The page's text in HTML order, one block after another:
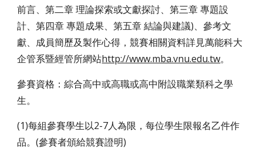
前言、第二章 理論探索或文獻探討、第三章 專題設
計、第四章 專題成果、第五章 結論與建議)、參考文
獻、成員簡歷及製作心得，競賽相關資料詳見萬能科大
企管系暨經管所網站http://www.mba.vnu.edu.tw。
參賽資格：綜合高中或高職或高中附設職業類科之學
生。
(1)每組參賽學生以2-7人為限，每位學生限報名乙件作
品。(參賽者頒給競賽證明)